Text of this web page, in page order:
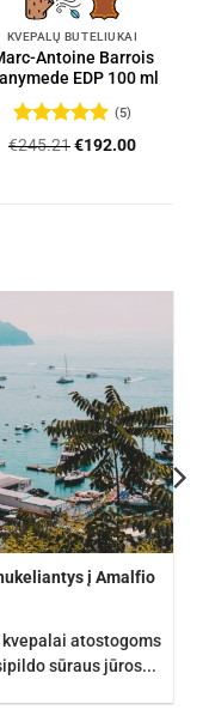
KVEPALŲ BUTELIUKAI
Antoine Barrois
EDP 100 ml
Įvertinimas:
(5)
€245.21Original
€192.00Current
į Amalfio
atostogoms
sūraus jūros...